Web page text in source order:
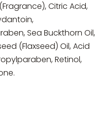
Citric Acid,
Sea Buckthorn Oil,
(Flaxseed) Oil, Acid
Retinol,